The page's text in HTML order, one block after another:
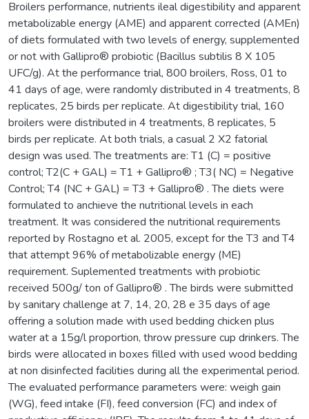
Broilers performance, nutrients ileal digestibility and apparent
metabolizable energy (AME) and apparent corrected (AMEn)
of diets formulated with two levels of energy, supplemented
or not with Gallipro® probiotic (Bacillus subtilis 8 X 105
UFC/g). At the performance trial, 800 broilers, Ross, 01 to
41 days of age, were randomly distributed in 4 treatments, 8
replicates, 25 birds per replicate. At digestibility trial, 160
broilers were distributed in 4 treatments, 8 replicates, 5
birds per replicate. At both trials, a casual 2 X2 fatorial
design was used. The treatments are: T1 (C) = positive
control; T2(C + GAL) = T1 + Gallipro® ; T3( NC) = Negative
Control; T4 (NC + GAL) = T3 + Gallipro® . The diets were
formulated to anchieve the nutritional levels in each
treatment. It was considered the nutritional requirements
reported by Rostagno et al. 2005, except for the T3 and T4
that attempt 96% of metabolizable energy (ME)
requirement. Suplemented treatments with probiotic
received 500g/ ton of Gallipro® . The birds were submitted
by sanitary challenge at 7, 14, 20, 28 e 35 days of age
offering a solution made with used bedding chicken plus
water at a 15g/l proportion, throw pressure cup drinkers. The
birds were allocated in boxes filled with used wood bedding
at non disinfected facilities during all the experimental period.
The evaluated performance parameters were: weigh gain
(WG), feed intake (FI), feed conversion (FC) and index of